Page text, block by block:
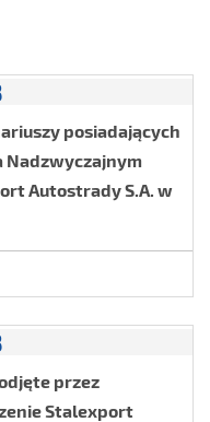
posiadających
Nadzwyczajnym
Autostrady S.A. w
przez
Stalexport